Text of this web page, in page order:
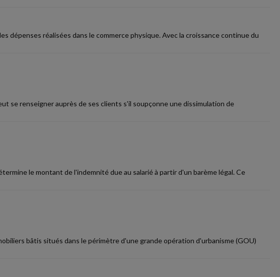
dépenses réalisées dans le commerce physique. Avec la croissance continue du
se renseigner auprès de ses clients s'il soupçonne une dissimulation de
le montant de l'indemnité due au salarié à partir d'un barème légal. Ce
bâtis situés dans le périmètre d'une grande opération d'urbanisme (GOU)